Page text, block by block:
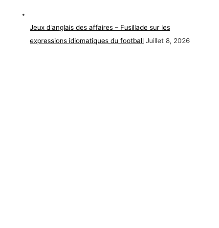
Jeux d'anglais des affaires – Fusillade sur les
expressions idiomatiques du football Juillet 8, 2026